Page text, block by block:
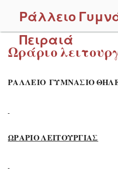
Ράλλειο
Πειραιά
Ωράριο
ΡΑΛΛΕΙΟ ΓΥΜΝΑΣΙΟ
ΩΡΑΡΙΟ ΛΕΙΤΟΥΡΓΙΑΣ